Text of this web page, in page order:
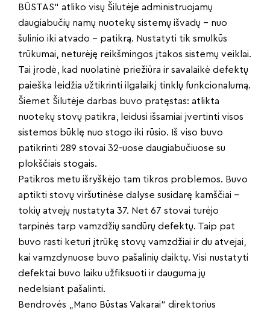
BŪSTAS“ atliko visų Šilutėje administruojamų
daugiabučių namų nuotekų sistemų išvadų – nuo
šulinio iki atvado – patikrą. Nustatyti tik smulkūs
trūkumai, neturėję reikšmingos įtakos sistemų veiklai.
Tai įrodė, kad nuolatinė priežiūra ir savalaikė defektų
paieška leidžia užtikrinti ilgalaikį tinklų funkcionalumą.
Šiemet Šilutėje darbas buvo pratęstas: atlikta
nuotekų stovų patikra, leidusi išsamiai įvertinti visos
sistemos būklę nuo stogo iki rūsio. Iš viso buvo
patikrinti 289 stovai 32-uose daugiabučiuose su
plokščiais stogais.
Patikros metu išryškėjo tam tikros problemos. Buvo
aptikti stovų viršutinėse dalyse susidarę kamščiai –
tokių atvejų nustatyta 37. Net 67 stovai turėjo
tarpinės tarp vamzdžių sandūrų defektų. Taip pat
buvo rasti keturi įtrūkę stovų vamzdžiai ir du atvejai,
kai vamzdynuose buvo pašalinių daiktų. Visi nustatyti
defektai buvo laiku užfiksuoti ir dauguma jų
nedelsiant pašalinti.
Bendrovės „Mano Būstas Vakarai“ direktorius